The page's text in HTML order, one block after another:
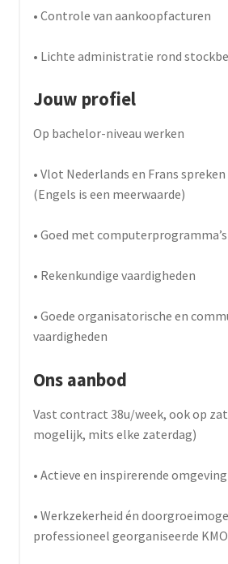
• Controle van aankoopfacturen
• Lichte administratie rond
Jouw profiel
Op bachelor-niveau werken
• Vlot Nederlands en Frans
(Engels is een meerwaarde)
• Goed met
• Rekenkundige vaardigheden
• Goede organisatorische en
vaardigheden
Ons aanbod
Vast contract 38u/week, ook op
mogelijk, mits elke zaterdag)
• Actieve en inspirerende omgeving
• Werkzekerheid én
professioneel georganiseerde KMO